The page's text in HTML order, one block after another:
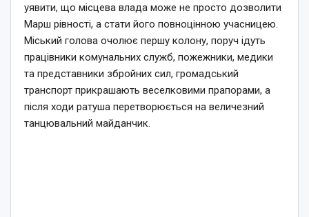
уявити, що місцева влада може не просто дозволити
Марш рівності, а стати його повноцінною учасницею.
Міський голова очолює першу колону, поруч ідуть
працівники комунальних служб, пожежники, медики
та представники збройних сил, громадський
транспорт прикрашають веселковими прапорами, а
після ходи ратуша перетворюється на величезний
танцювальний майданчик.